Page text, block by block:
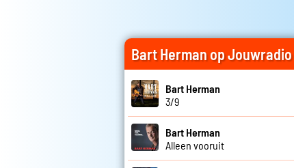
Bart Herman op Jouwradio
Bart Herman
3/9
Bart Herman
Alleen vooruit